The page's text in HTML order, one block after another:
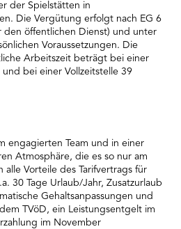
der Spielstätten in
Die Vergütung erfolgt nach EG 6
den öffentlichen Dienst) und unter
Voraussetzungen. Die
Arbeitszeit beträgt bei einer
und bei einer Vollzeitstelle 39
engagierten Team und in einer
Atmosphäre, die es so nur am
alle Vorteile des Tarifvertrags für
30 Tage Urlaub/Jahr, Zusatzurlaub
Gehaltsanpassungen und
TVöD, ein Leistungsentgelt im
im November